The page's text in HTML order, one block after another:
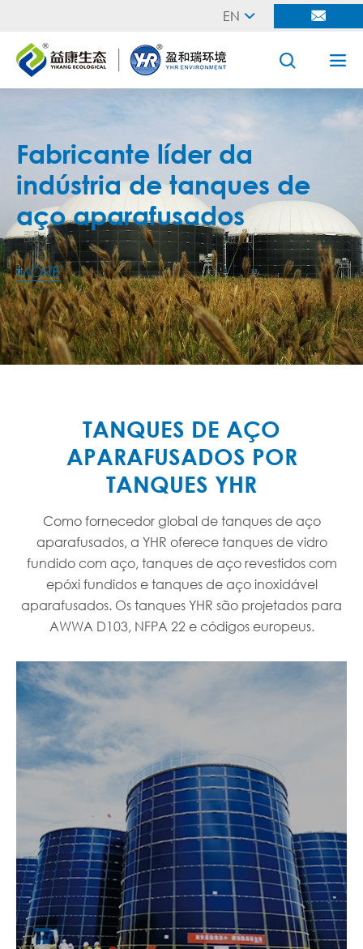
EN  
 
Fabricante líder da
indústria de tanques de
aço aparafusados
MORE
TANQUES DE AÇO
APARAFUSADOS POR
TANQUES YHR
Como fornecedor global de tanques de aço
aparafusados, a YHR oferece tanques de vidro
fundido com aço, tanques de aço revestidos com
epóxi fundidos e tanques de aço inoxidável
aparafusados. Os tanques YHR são projetados para
AWWA D103, NFPA 22 e códigos europeus.